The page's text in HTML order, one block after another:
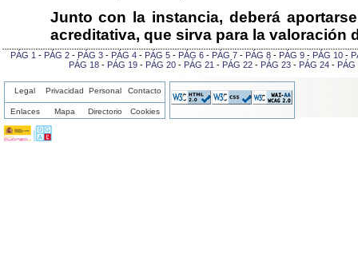
Junto con la instancia, deberá
acreditativa, que sirva para la valoración
PÁG 1 - PÁG 2 - PÁG 3 - PÁG 4 - PÁG 5 - PÁG 6 - PÁG 7 - PÁG 8 - PÁG 9 - PÁG 10 -
PÁG 18- PÁG 19- PÁG 20- PÁG 21 - PÁG 22- PÁG 23- PÁG 24- PÁG
Legal Privacidad Personal Contacto
Enlaces Mapa Directorio Cookies